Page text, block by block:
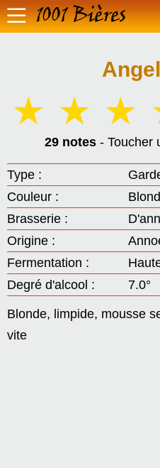
1001 Bières
☆
☆
☆
29 notes- Toucher
Type :
Couleur :
Brasserie :
Origine :
Fermentation :
Degré d'alcool :
7.0°
Blonde, limpide, mousse
vite